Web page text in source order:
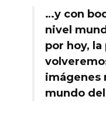
…y con
nivel
por hoy,
imágenes
mundo